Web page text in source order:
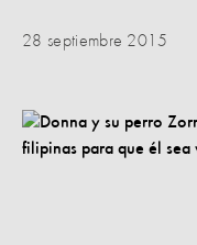
28 septiembre 2015